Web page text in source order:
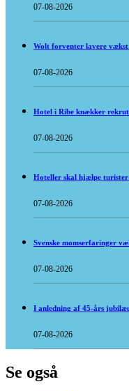
07-08-2026
Wolt forventer lavere
07-08-2026
Hotel i Ribe knækker
07-08-2026
Hoteller skal hjælpe
07-08-2026
Svenske momserfaringer
07-08-2026
I anledning af 45-års
07-08-2026
Se også